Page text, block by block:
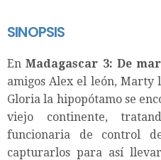
SINOPSIS
EnMadagascar 3: De
amigos Alex el león,
Gloria la hipopótamo se
viejo continente,
funcionaria de control
capturarlos para así